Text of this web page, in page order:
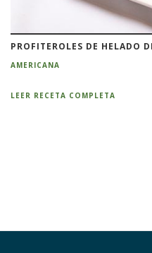
PROFITEROLES DE HELADO
AMERICANA
LEER RECETA COMPLETA